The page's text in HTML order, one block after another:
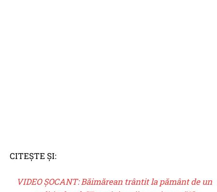
CITEȘTE ȘI:
VIDEO ŞOCANT: Băimărean trântit la pământ de un